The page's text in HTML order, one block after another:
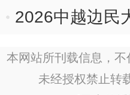
2026中越边民
本网站所刊载信息，
未经授权禁止转